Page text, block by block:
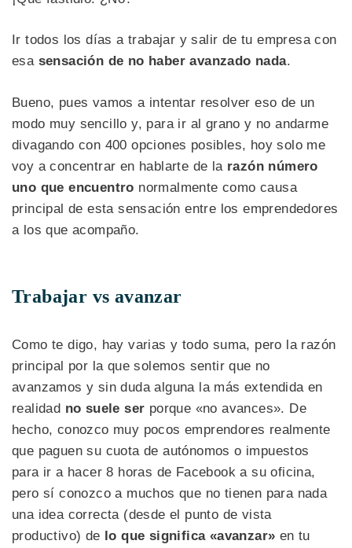
Ir todos los días a trabajar y salir de tu empresa con
esa sensación de no haber avanzado nada.
Bueno, pues vamos a intentar resolver eso de un
modo muy sencillo y, para ir al grano y no andarme
divagando con 400 opciones posibles, hoy solo me
voy a concentrar en hablarte de la razón número
uno que encuentro normalmente como causa
principal de esta sensación entre los emprendedores
a los que acompaño.
Trabajar vs avanzar
Como te digo, hay varias y todo suma, pero la razón
principal por la que solemos sentir que no
avanzamos y sin duda alguna la más extendida en
realidad no suele ser porque «no avances». De
hecho, conozco muy pocos emprendores realmente
que paguen su cuota de autónomos o impuestos
para ir a hacer 8 horas de Facebook a su oficina,
pero sí conozco a muchos que no tienen para nada
una idea correcta (desde el punto de vista
productivo) de lo que significa «avanzar» en tu